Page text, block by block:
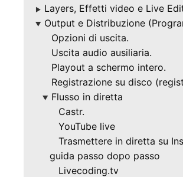
▶ Layers, Effetti video e Live
▶
Output e Distribuzione
Opzioni di uscita.
Uscita audio ausiliaria.
Playout a schermo intero.
Registrazione su disco
▶
Flusso in diretta
Castr.
YouTube live
Trasmettere in diretta su
guida passo dopo passo
Livecoding.tv